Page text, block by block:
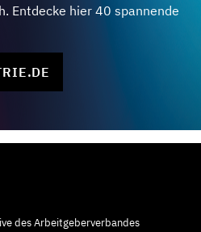
Entdecke hier 40 spannende
des Arbeitgeberverbandes